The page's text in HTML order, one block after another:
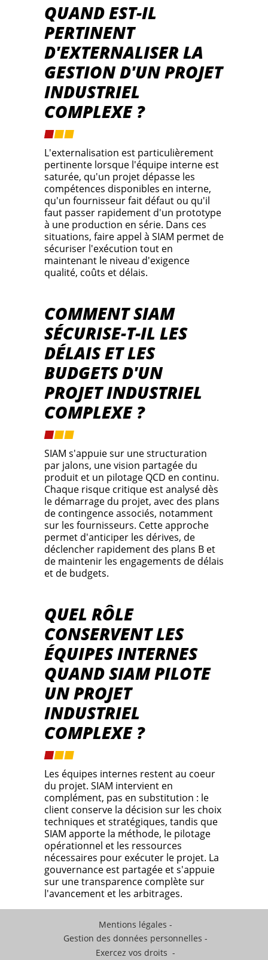
QUAND EST-IL
PERTINENT
D'EXTERNALISER LA
GESTION D'UN PROJET
INDUSTRIEL
COMPLEXE ?
L'externalisation est particulièrement
pertinente lorsque l'équipe interne est
saturée, qu'un projet dépasse les
compétences disponibles en interne,
qu'un fournisseur fait défaut ou qu'il
faut passer rapidement d'un prototype
à une production en série. Dans ces
situations, faire appel à SIAM permet de
sécuriser l'exécution tout en
maintenant le niveau d'exigence
qualité, coûts et délais.
COMMENT SIAM
SÉCURISE-T-IL LES
DÉLAIS ET LES
BUDGETS D'UN
PROJET INDUSTRIEL
COMPLEXE ?
SIAM s'appuie sur une structuration
par jalons, une vision partagée du
produit et un pilotage QCD en continu.
Chaque risque critique est analysé dès
le démarrage du projet, avec des plans
de contingence associés, notamment
sur les fournisseurs. Cette approche
permet d'anticiper les dérives, de
déclencher rapidement des plans B et
de maintenir les engagements de délais
et de budgets.
QUEL RÔLE
CONSERVENT LES
ÉQUIPES INTERNES
QUAND SIAM PILOTE
UN PROJET
INDUSTRIEL
COMPLEXE ?
Les équipes internes restent au coeur
du projet. SIAM intervient en
complément, pas en substitution : le
client conserve la décision sur les choix
techniques et stratégiques, tandis que
SIAM apporte la méthode, le pilotage
opérationnel et les ressources
nécessaires pour exécuter le projet. La
gouvernance est partagée et s'appuie
sur une transparence complète sur
l'avancement et les arbitrages.
Mentions légales
Gestion des données personnelles
Exercez vos droits